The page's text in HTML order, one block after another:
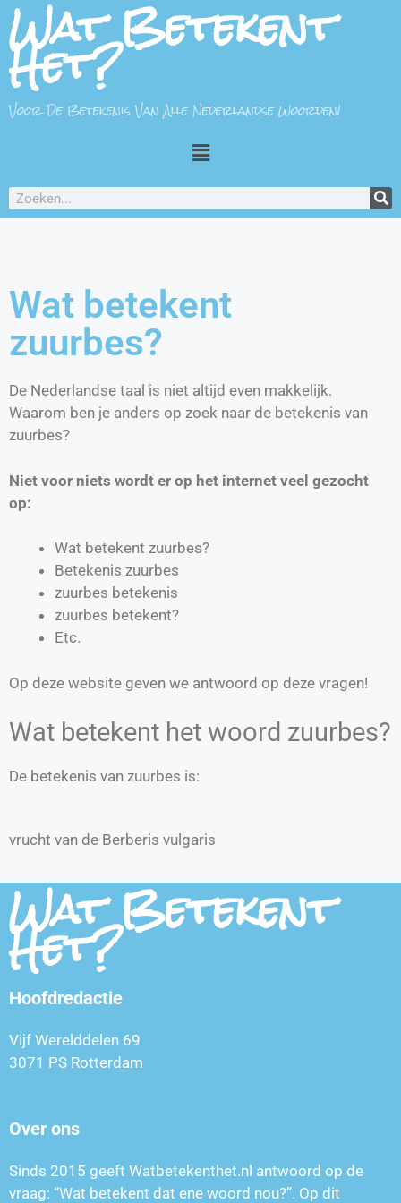
Wat Betekent
Het?
Voor De Betekenis Van Alle Nederlandse Woorden!
Wat betekent
zuurbes?
De Nederlandse taal is niet altijd even makkelijk.
Waarom ben je anders op zoek naar de betekenis van
zuurbes?
Niet voor niets wordt er op het internet veel gezocht
op:
Wat betekent zuurbes?
Betekenis zuurbes
zuurbes betekenis
zuurbes betekent?
Etc.
Op deze website geven we antwoord op deze vragen!
Wat betekent het woord zuurbes?
De betekenis van zuurbes is:
vrucht van de Berberis vulgaris
Wat Betekent
Het?
Hoofdredactie
Vijf Werelddelen 69
3071 PS Rotterdam
Over ons
Sinds 2015 geeft Watbetekenthet.nl antwoord op de
vraag: “Wat betekent dat ene woord nou?”. Op dit